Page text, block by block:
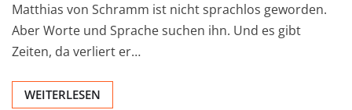
Matthias von Schramm ist nicht sprachlos geworden.
Aber Worte und Sprache suchen ihn. Und es gibt
Zeiten, da verliert er…
WEITERLESEN